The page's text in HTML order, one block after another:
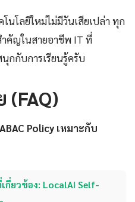
โนโลยีใหม่ไม่มีวันเสียเปล่า ทุก
คัญในสายอาชีพ IT ที่
กกับการเรียนรู้ครับ
Policy เหมาะกับ
กี่ยวข้อง: LocalAI Self-